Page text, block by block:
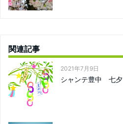
関連記事
2021年7月9日
シャンテ豊中 七夕